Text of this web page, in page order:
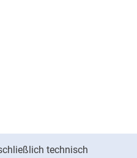
technisch